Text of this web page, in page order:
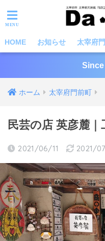
HOME お知らせ 太宰府
Since
ホーム 太宰府門前町
民芸の店 英彦麓｜
2021/06/11 2021/